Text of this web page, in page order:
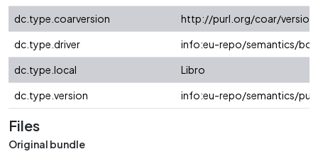
dc.type.coarversion
http://purl.org/coar/
dc.type.driver
info:eu-repo/semantics/
dc.type.local
Libro
dc.type.version
info:eu-repo/semantics/
Files
Original bundle